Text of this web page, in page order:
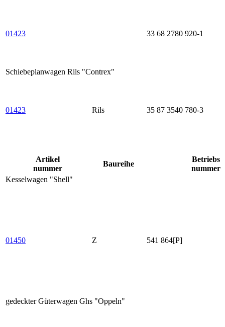
01423 33 68 2780 920-1
Schiebeplanwagen Rils "Contrex"
01423 Rils 35 87 3540 780-3
Artikel
nummer
Baureihe
Betriebs
nummer
Kesselwagen "Shell"
01450 Z 541 864[P]
gedeckter Güterwagen Ghs "Oppeln"